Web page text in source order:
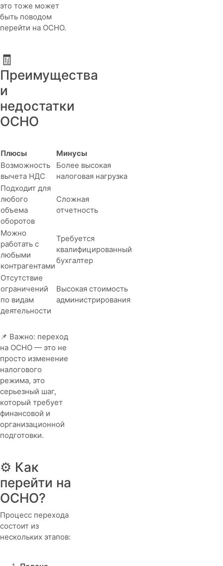
это тоже может
быть поводом
перейти на ОСНО.
🧾
Преимущества
и
недостатки
ОСНО
Плюсы
Минусы
Возможность
вычета НДС
Более высокая
налоговая нагрузка
Подходит для
любого
объема
оборотов
Сложная
отчетность
Можно
работать с
любыми
контрагентами
Требуется
квалифицированный
бухгалтер
Отсутствие
ограничений
по видам
деятельности
Высокая стоимость
администрирования
📌 Важно: переход
на ОСНО — это не
просто изменение
налогового
режима, это
серьезный шаг,
который требует
финансовой и
организационной
подготовки.
⚙️ Как
перейти на
ОСНО?
Процесс перехода
состоит из
нескольких этапов: